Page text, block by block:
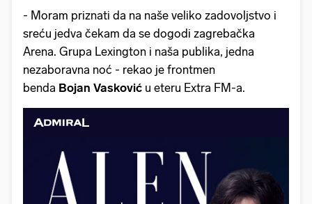
- Moram priznati da na naše veliko zadovoljstvo i
sreću jedva čekam da se dogodi zagrebačka
Arena. Grupa Lexington i naša publika, jedna
nezaboravna noć - rekao je frontmen
benda Bojan Vasković u eteru Extra FM-a.